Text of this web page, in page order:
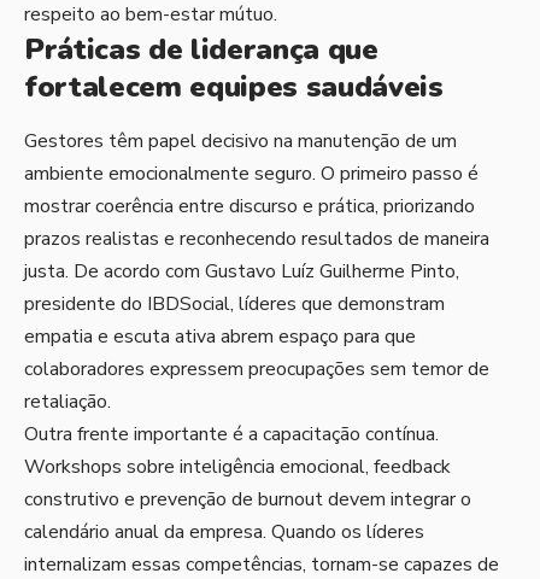
respeito ao bem-estar mútuo.
Práticas de liderança que
fortalecem equipes saudáveis
Gestores têm papel decisivo na manutenção de um
ambiente emocionalmente seguro. O primeiro passo é
mostrar coerência entre discurso e prática, priorizando
prazos realistas e reconhecendo resultados de maneira
justa. De acordo com Gustavo Luíz Guilherme Pinto,
presidente do IBDSocial, líderes que demonstram
empatia e escuta ativa abrem espaço para que
colaboradores expressem preocupações sem temor de
retaliação.
Outra frente importante é a capacitação contínua.
Workshops sobre inteligência emocional, feedback
construtivo e prevenção de burnout devem integrar o
calendário anual da empresa. Quando os líderes
internalizam essas competências, tornam-se capazes de